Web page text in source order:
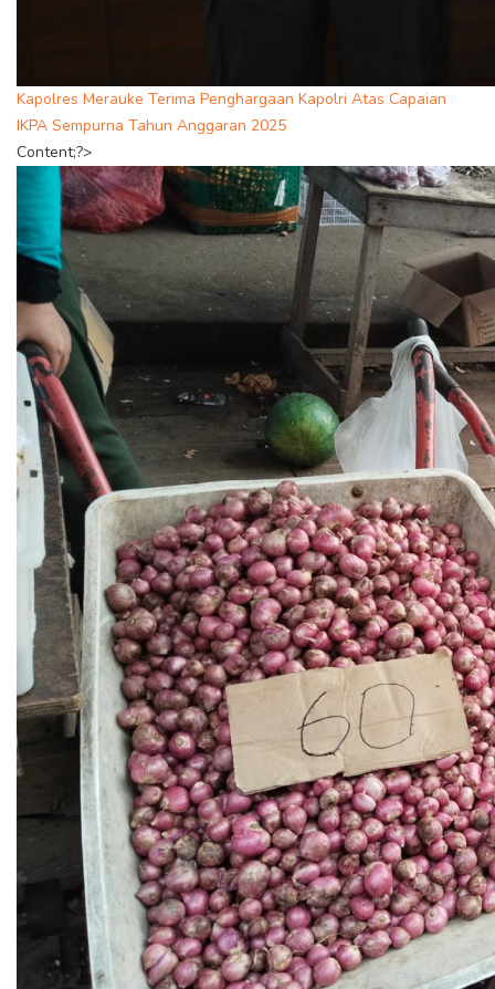
Kapolres Merauke Terima Penghargaan Kapolri Atas Capaian
IKPA Sempurna Tahun Anggaran 2025
Content;?>